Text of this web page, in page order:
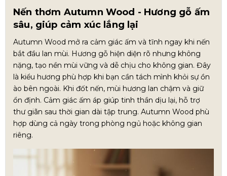
Nến thơm Autumn Wood - Hương gỗ ấm
sâu, giúp cảm xúc lắng lại
Autumn Wood mở ra cảm giác ấm và tĩnh ngay khi nến
bắt đầu lan mùi. Hương gỗ hiện diện rõ nhưng không
nặng, tạo nền mùi vững và dễ chịu cho không gian. Đây
là kiểu hương phù hợp khi bạn cần tách mình khỏi sự ồn
ào bên ngoài. Khi đốt nến, mùi hương lan chậm và giữ
ổn định. Cảm giác ấm áp giúp tinh thần dịu lại, hỗ trợ
thư giãn sau thời gian dài tập trung. Autumn Wood phù
hợp dùng cả ngày trong phòng ngủ hoặc không gian
riêng.